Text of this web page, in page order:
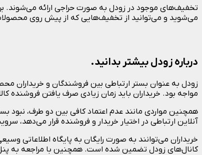
تخفیف‌های موجود در زودل به صورت حراجی ارائه می‌شوند.
می‌شوید و می‌توانید از تخفیف‌هایی که از پیش روی
درباره زودل بیشتر بدانید.
زودل به عنوان بستر ارتباطی بین فروشندگان و خریداران
مواجه بود. خریداران باید زمان زیادی صرف یافتن
همچنین مواردی مانند عدم اعتماد کافی بین دو طرف، نبود
آنلاین ارتباطی در اختیار خریدار و فروشنده قرار
خریداران می‌توانند به صورت رایگان به پایگاه اطلاعاتی
کانال‌های زودل تضمین شده است. همچنین با مراجعه به پنل